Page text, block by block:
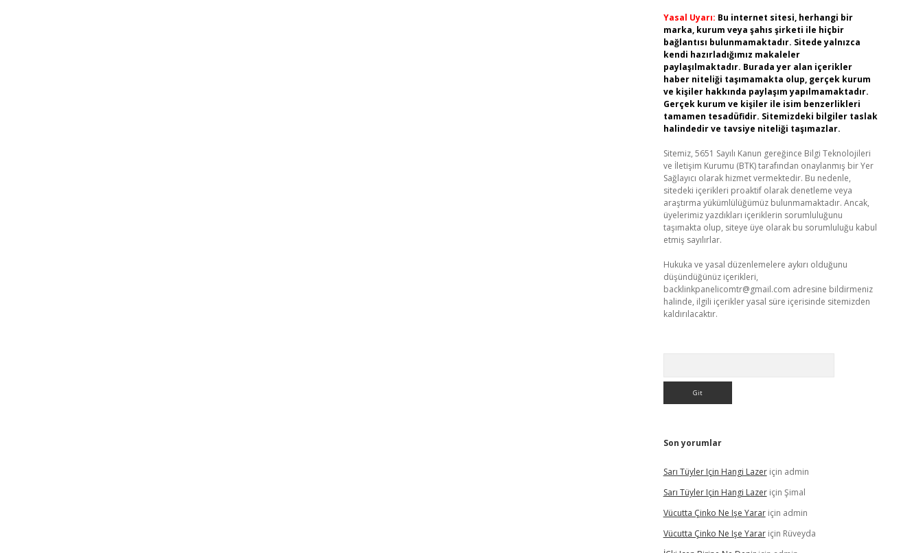
Yasal Uyarı: Bu internet sitesi, herhangi bir
marka, kurum veya şahıs şirketi ile hiçbir
bağlantısı bulunmamaktadır. Sitede yalnızca
kendi hazırladığımız makaleler
paylaşılmaktadır. Burada yer alan içerikler
haber niteliği taşımamakta olup, gerçek kurum
ve kişiler hakkında paylaşım yapılmamaktadır.
Gerçek kurum ve kişiler ile isim benzerlikleri
tamamen tesadüfidir. Sitemizdeki bilgiler taslak
halindedir ve tavsiye niteliği taşımazlar.
Sitemiz, 5651 Sayılı Kanun gereğince Bilgi Teknolojileri
ve İletişim Kurumu (BTK) tarafından onaylanmış bir Yer
Sağlayıcı olarak hizmet vermektedir. Bu nedenle,
sitedeki içerikleri proaktif olarak denetleme veya
araştırma yükümlülüğümüz bulunmamaktadır. Ancak,
üyelerimiz yazdıkları içeriklerin sorumluluğunu
taşımakta olup, siteye üye olarak bu sorumluluğu kabul
etmiş sayılırlar.
Hukuka ve yasal düzenlemelere aykırı olduğunu
düşündüğünüz içerikleri,
backlinkpanelicomtr@gmail.com adresine bildirmeniz
halinde, ilgili içerikler yasal süre içerisinde sitemizden
kaldırılacaktır.
Son yorumlar
Sarı Tüyler Için Hangi Lazeriçin admin
Sarı Tüyler Için Hangi Lazeriçin Şimal
Vücutta Çinko Ne Işe Yarariçin admin
Vücutta Çinko Ne Işe Yarariçin Rüveyda